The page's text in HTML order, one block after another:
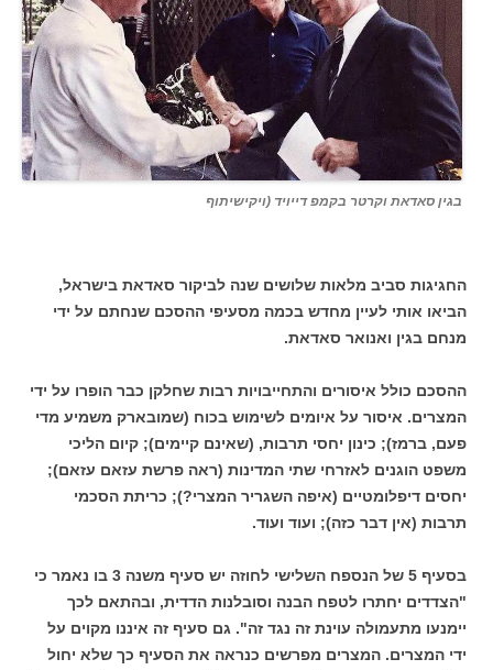
בגין סאדאת וקרטר בקמפ דייויד (ויקישיתוף
החגיגות סביב מלאות שלושים שנה לביקור סאדאת בישראל,
הביאו אותי לעיין מחדש בכמה מסעיפי ההסכם שנחתם על ידי
מנחם בגין ואנואר סאדאת.
ההסכם כולל איסורים והתחייבויות רבות שחלקן כבר הופרו על ידי
המצרים. איסור על איומים לשימוש בכוח (שמובארק משמיע מדי
פעם, ברמז); כינון יחסי תרבות, (שאינם קיימים); קיום הליכי
משפט הוגנים לאזרחי שתי המדינות (ראה פרשת עזאם עזאם);
יחסים דיפלומטיים (איפה השגריר המצרי?); כריתת הסכמי
תרבות (אין דבר כזה); ועוד ועוד.
בסעיף 5 של הנספח השלישי לחוזה יש סעיף משנה 3 בו נאמר כי
"הצדדים יחתרו לטפח הבנה וסובלנות הדדית, ובהתאם לכך
יימנעו מתעמולה עוינת זה נגד זה". גם סעיף זה איננו מקוים על
ידי המצרים. המצרים מפרשים כנראה את הסעיף כך שלא יחול